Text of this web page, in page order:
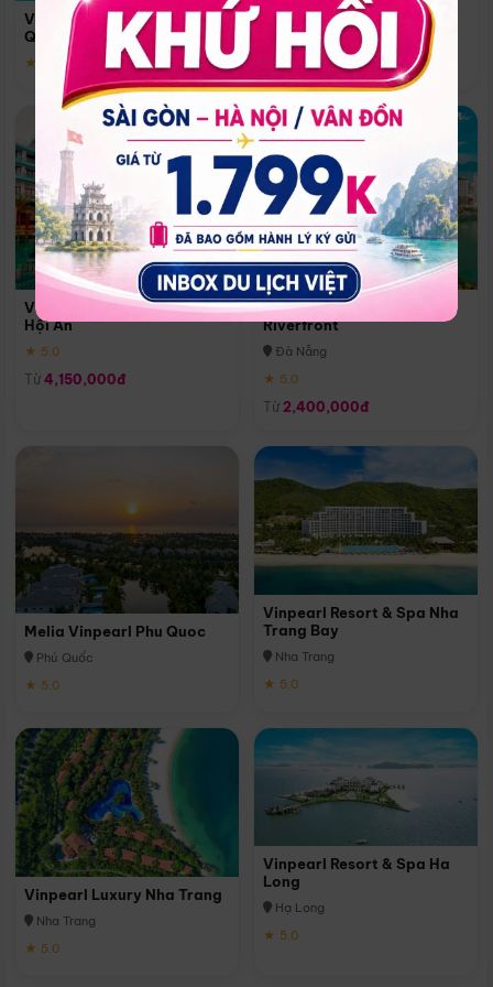
Vinpearl Resort & Spa Phu
Quoc
★ 5.0
Quoc
Phú Quốc
★ 5.0
Vinpearl Resort & Golf Nam
Hội An
★ 5.0
Từ 4,150,000đ
Melia Vinpearl Danang
Riverfront
Đà Nẵng
★ 5.0
Từ 2,400,000đ
Melia Vinpearl Phu Quoc
Phú Quốc
★ 5.0
Vinpearl Resort & Spa Nha
Trang Bay
Nha Trang
★ 5.0
Vinpearl Luxury Nha Trang
Nha Trang
★ 5.0
Vinpearl Resort & Spa Ha
Long
Hạ Long
★ 5.0